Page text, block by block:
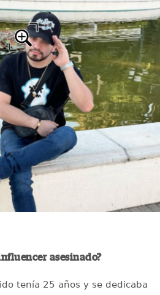
asesinado?
tenía 25 años y se dedicaba